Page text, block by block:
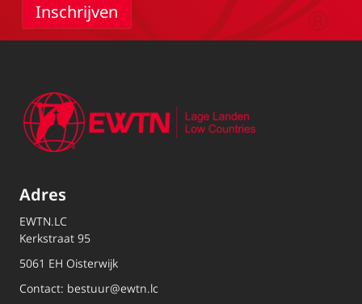
Adres
EWTN.LC
Kerkstraat 95
5061 EH Oisterwijk
Contact: bestuur@ewtn.lc